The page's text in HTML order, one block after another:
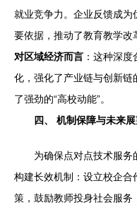
就业竞争力。企业反馈成
要依据，推动了教育教学改
对区域经济而言 ：这种深
化，强化了产业链与创新链
了强劲的“高校动能”。
四、 机制保障与未来
为确保点对点技术服务
构建长效机制：设立校企合
策，鼓励教师投身社会服务